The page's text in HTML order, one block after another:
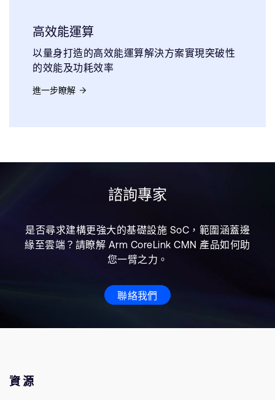
高效能運算
以量身打造的高效能運算解決方案實現突破性
的效能及功耗效率
進一步瞭解
諮詢專家
是否尋求建構更強大的基礎設施 SoC，範圍涵蓋邊
緣至雲端？請瞭解 Arm CoreLink CMN 產品如何助
您一臂之力。
聯絡我們
資源